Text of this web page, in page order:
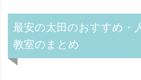
最安の太田のおすすめ・
教室のまとめ